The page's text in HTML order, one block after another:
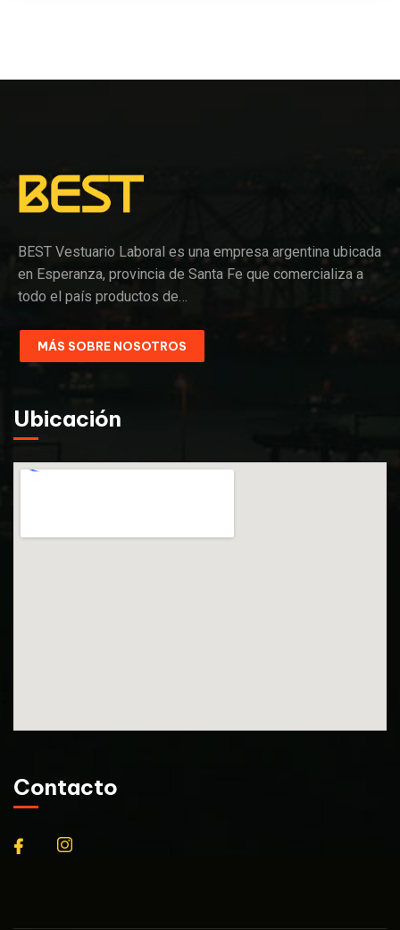
BEST Vestuario Laboral es una empresa argentina ubicada
en Esperanza, provincia de Santa Fe que comercializa a
todo el país productos de…
MÁS SOBRE NOSOTROS
Ubicación
Contacto